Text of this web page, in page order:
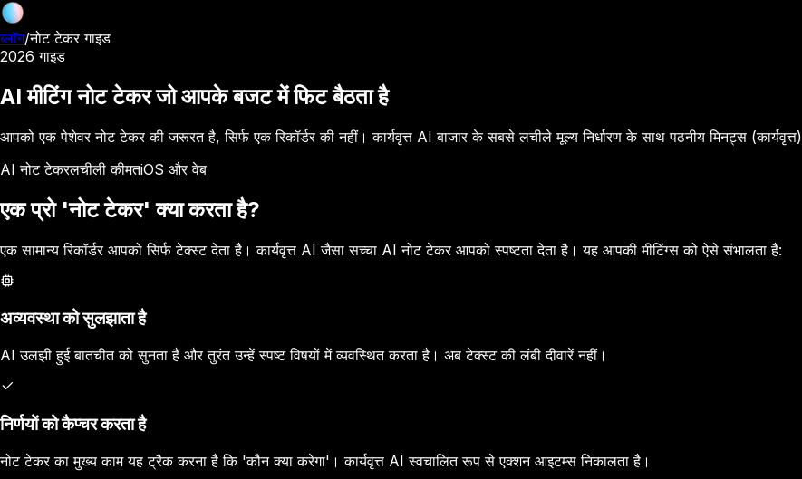
ब्लॉग/नोट टेकर गाइड
2026 गाइड
AI मीटिंग नोट टेकर जो आपके बजट में फिट बैठता है
आपको एक पेशेवर नोट टेकर की जरूरत है, सिर्फ एक रिकॉर्डर की नहीं। कार्यवृत्त AI बाजार के सबसे लचीले मूल्य निर्धारण के साथ पठनीय मिनट्स
AI नोट टेकरलचीली कीमतiOS और वेब
एक प्रो 'नोट टेकर' क्या करता है?
एक सामान्य रिकॉर्डर आपको सिर्फ टेक्स्ट देता है। कार्यवृत्त AI जैसा सच्चा AI नोट टेकर आपको स्पष्टता देता है। यह आपकी मीटिंग्स को ऐसे संभालता है:
अव्यवस्था को सुलझाता है
AI उलझी हुई बातचीत को सुनता है और तुरंत उन्हें स्पष्ट विषयों में व्यवस्थित करता है। अब टेक्स्ट की लंबी दीवारें नहीं।
निर्णयों को कैप्चर करता है
नोट टेकर का मुख्य काम यह ट्रैक करना है कि 'कौन क्या करेगा'। कार्यवृत्त AI स्वचालित रूप से एक्शन आइटम्स निकालता है।